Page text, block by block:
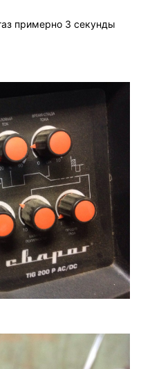
примерно 3 секунды